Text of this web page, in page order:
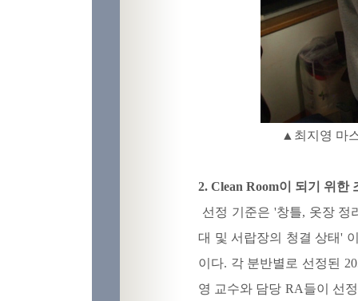
▲최지영 마스터 교수
2. Clean Room이 되기 위한
선정 기준은 '창틀, 옷장 정
대 및 서랍장의 청결 상태'
이다. 각 분반별로 선정된
영 교수와 담당 RA들이 선